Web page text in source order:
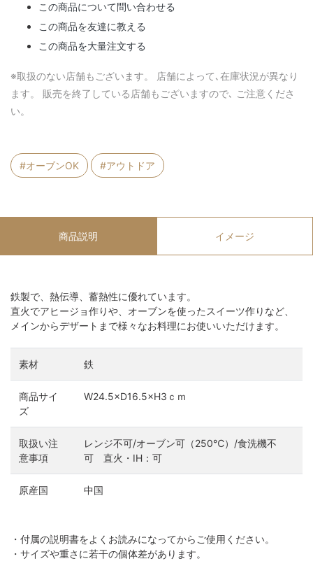
この商品について問い合わせる
この商品を友達に教える
この商品を大量注文する
※取扱のない店舗もございます。 店舗によって､在庫状況が異なり
ます。 販売を終了している店舗もございますので､ ご注意くださ
い。
#オーブンOK #アウトドア
商品説明 イメージ
鉄製で、熱伝導、蓄熱性に優れています。
直火でアヒージョ作りや、オーブンを使ったスイーツ作りなど、
メインからデザートまで様々なお料理にお使いいただけます。
素材 鉄
商品サイ
ズ
W24.5×D16.5×H3ｃｍ
取扱い注
意事項
レンジ不可/オーブン可（250℃）/食洗機不
可 直火・IH：可
原産国 中国
・付属の説明書をよくお読みになってからご使用ください。
・サイズや重さに若干の個体差があります。